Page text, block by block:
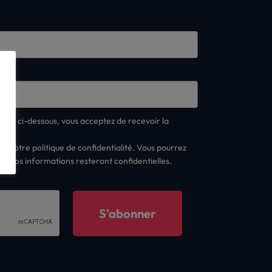
ci-dessous, vous acceptez de recevoir la
notre politique de confidentialité. Vous pourrez
et vos informations resteront confidentielles.
S'abonner